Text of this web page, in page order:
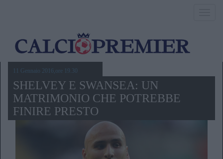
11 Gennaio 2016,ore 19.30
SHELVEY E SWANSEA: UN
MATRIMONIO CHE POTREBBE
FINIRE PRESTO